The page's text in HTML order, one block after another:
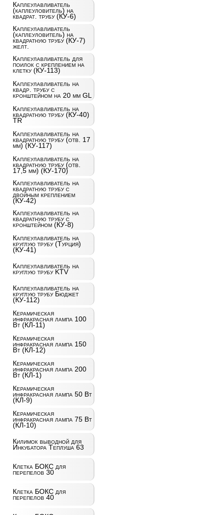
Каплеулавливатель
(каплеуловитель) на
квадрат. трубу (КУ-6)
Каплеулавливатель
(каплеуловитель) на
квадратную трубу (КУ-7)
желт.
Каплеулавливатель для
поилок с креплением на
клетку (КУ-113)
Каплеулавливатель на
квадр. трубу с
кронштейном на 20 мм GL
Каплеулавливатель на
квадратную трубу (КУ-40)
TR
Каплеулавливатель на
квадратную трубу (отв. 17
мм) (КУ-117)
Каплеулавливатель на
квадратную трубу (отв.
17,5 мм) (КУ-170)
Каплеулавливатель на
квадратную трубу с
двойным креплением
(КУ-42)
Каплеулавливатель на
квадратную трубу с
кронштейном (КУ-8)
Каплеулавливатель на
круглую трубу (Турция)
(КУ-41)
Каплеулавливатель на
круглую трубу KTV
Каплеулавливатель на
круглую трубу Бюджет
(КУ-112)
Керамическая
инфракрасная лампа 100
Вт (КЛ-11)
Керамическая
инфракрасная лампа 150
Вт (КЛ-12)
Керамическая
инфракрасная лампа 200
Вт (КЛ-1)
Керамическая
инфракрасная лампа 50 Вт
(КЛ-9)
Керамическая
инфракрасная лампа 75 Вт
(КЛ-10)
Килимок выводной для
Инкубатора Теплуша 63
Клетка БОКС для
перепелов 30
Клетка БОКС для
перепелов 40